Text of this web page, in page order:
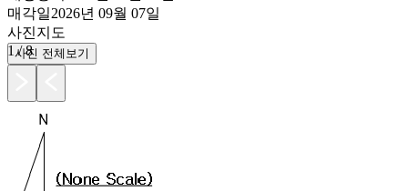
매각일2026년 09월 07일
사진지도
1 /8
사진 전체보기